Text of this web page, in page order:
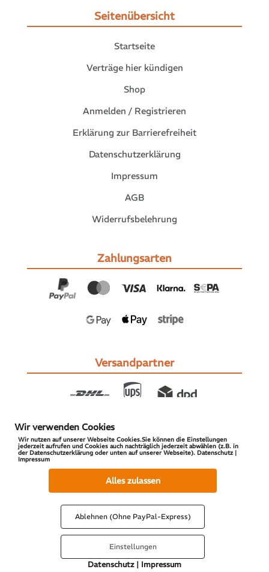
Seitenübersicht
Startseite
Verträge hier kündigen
Shop
Anmelden / Registrieren
Erklärung zur Barrierefreiheit
Datenschutzerklärung
Impressum
AGB
Widerrufsbelehrung
Zahlungsarten
Versandpartner
© 2026 S-PARTS | All Rights Reserved
Vertrag widerrufen
Wir verwenden Cookies
Wir nutzen auf unserer Webseite Cookies.Sie können die Einstellungen
jederzeit aufrufen und Cookies auch nachträglich jederzeit abwählen (z.B. in
der Datenschutzerklärung oder unten auf unserer Webseite). Datenschutz |
Impressum
Alles zulassen
Ablehnen (Ohne PayPal-Express)
Einstellungen
Datenschutz| Impressum